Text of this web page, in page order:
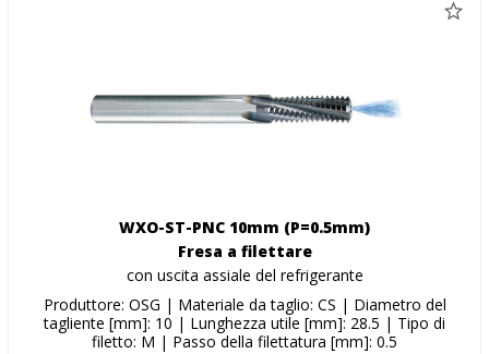
WXO-ST-PNC 10mm (P=0.5mm)
Fresa a filettare
con uscita assiale del refrigerante
Produttore: OSG | Materiale da taglio: CS | Diametro del
tagliente [mm]: 10 | Lunghezza utile [mm]: 28.5 | Tipo di
filetto: M | Passo della filettatura [mm]: 0.5